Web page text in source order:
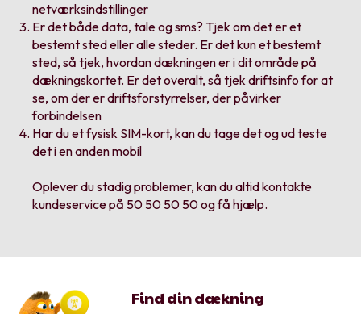
netværksindstillinger
Er det både data, tale og sms? Tjek om det er et
bestemt sted eller alle steder. Er det kun et bestemt
sted, så tjek, hvordan dækningen er i dit område på
dækningskortet. Er det overalt, så tjekdriftsinfofor at
se, om der er driftsforstyrrelser, der påvirker
forbindelsen
Har du et fysisk SIM-kort, kan du tage det og ud teste
det i en anden mobil
Oplever du stadig problemer, kan du altid kontakte
kundeservice på 50 50 50 50 og få hjælp.
Find din dækning